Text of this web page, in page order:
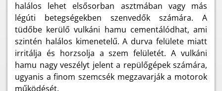
halálos lehet elsősorban asztmában vagy más
légúti betegségekben szenvedők számára. A
tüdőbe kerülő vulkáni hamu cementálódhat, ami
szintén halálos kimenetelű. A durva felülete miatt
irritálja és horzsolja a szem felületét. A vulkáni
hamu nagy veszélyt jelent a repülőgépek számára,
ugyanis a finom szemcsék megzavarják a motorok
működését.